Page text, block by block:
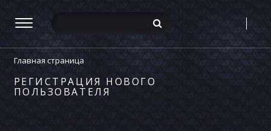
Главная страница
РЕГИСТРАЦИЯ НОВОГО
ПОЛЬЗОВАТЕЛЯ